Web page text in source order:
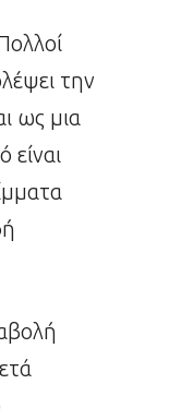
την
ως μια
είναι